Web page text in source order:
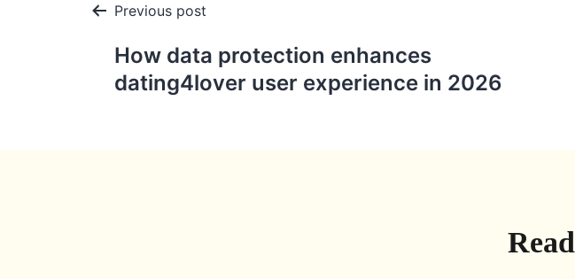
Post
navigation
Previous post
How data protection enhances
dating4lover user experience in 2026